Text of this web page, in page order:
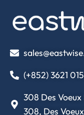
(+852) 3621
308 Des
308, Des